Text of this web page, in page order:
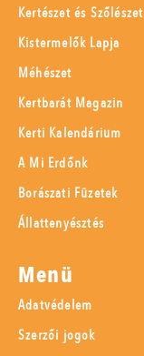
Kertészet és Szőlészet
Kistermelők Lapja
Méhészet
Kertbarát Magazin
Kerti Kalendárium
A Mi Erdőnk
Borászati Füzetek
Állattenyésztés
Menü
Adatvédelem
Szerzői jogok